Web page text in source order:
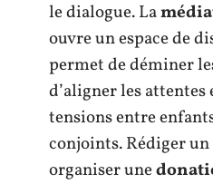
le dialogue. La
ouvre un espace de
permet de déminer
d’aligner les attentes
tensions entre
conjoints. Rédiger un
organiser une